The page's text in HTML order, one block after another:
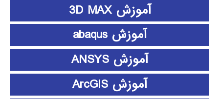
آموزش 3D MAX
آموزش abaqus
آموزش ANSYS
آموزش ArcGIS